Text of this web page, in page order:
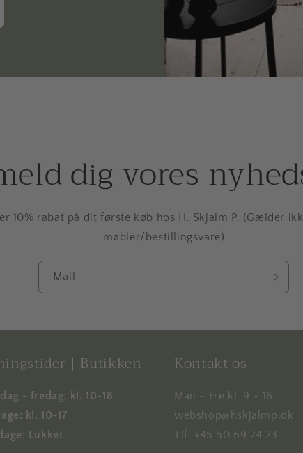
dig vores
10% rabat på dit første køb hos H. Skjalm P. (Gælder
møbler/bestillingsvare)
Mail
| Butikken
- fredag: kl. 10-18
kl. 10-17
Lukket
Kontakt os
Man - Fre kl. 9 - 16
webshop@hskjalmp.dk
Tlf. +45 50 69 24 23